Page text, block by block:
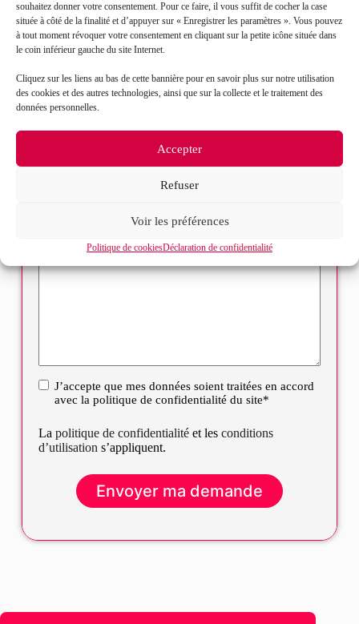
souhaitez donner votre consentement. Pour ce faire, il vous suffit de cocher la case
située à côté de la finalité et d’appuyer sur « Enregistrer les paramètres ». Vous pouvez
à tout moment révoquer votre consentement en cliquant sur la petite icône située dans
le coin inférieur gauche du site Internet.
Cliquez sur les liens au bas de cette bannière pour en savoir plus sur notre utilisation
des cookies et des autres technologies, ainsi que sur la collecte et le traitement des
données personnelles.
Accepter
Refuser
Voir les préférences
Politique de cookiesDéclaration de confidentialité
Prénom*
Mail*
Objet de votre demande*
Sélectionnez votre bureau
RGPDJ’accepte que mes données soient traitées en accord
avec la politique de confidentialité du site*
La politique de confidentialitéet les conditions
d’utilisation s’appliquent.